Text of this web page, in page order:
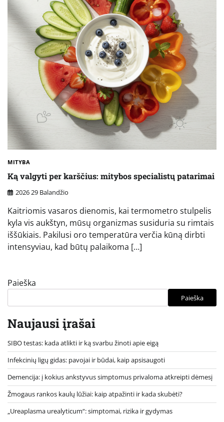
MITYBA
Ką valgyti per karščius: mitybos specialistų patarimai
2026 29 Balandžio
Kaitriomis vasaros dienomis, kai termometro stulpelis
kyla vis aukštyn, mūsų organizmas susiduria su rimtais
iššūkiais. Pakilusi oro temperatūra verčia kūną dirbti
intensyviau, kad būtų palaikoma […]
Paieška
Paieška
Naujausi įrašai
SIBO testas: kada atlikti ir ką svarbu žinoti apie eigą
Infekcinių ligų gidas: pavojai ir būdai, kaip apsisaugoti
Demencija: į kokius ankstyvus simptomus privaloma atkreipti dėmesį
Žmogaus rankos kaulų lūžiai: kaip atpažinti ir kada skubėti?
„Ureaplasma urealyticum“: simptomai, rizika ir gydymas